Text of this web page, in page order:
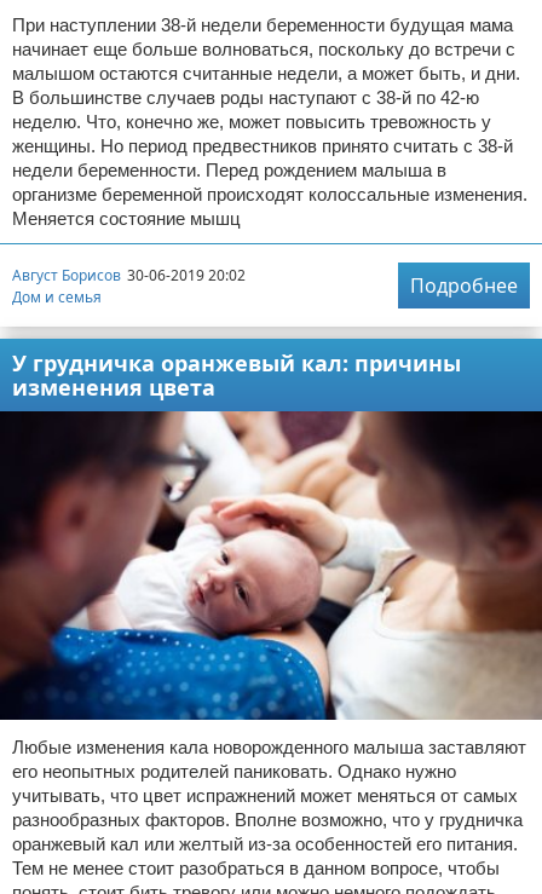
При наступлении 38-й недели беременности будущая мама
начинает еще больше волноваться, поскольку до встречи с
малышом остаются считанные недели, а может быть, и дни.
В большинстве случаев роды наступают с 38-й по 42-ю
неделю. Что, конечно же, может повысить тревожность у
женщины. Но период предвестников принято считать с 38-й
недели беременности. Перед рождением малыша в
организме беременной происходят колоссальные изменения.
Меняется состояние мышц
Август Борисов 30-06-2019 20:02
Дом и семья
Подробнее
У грудничка оранжевый кал: причины
изменения цвета
Любые изменения кала новорожденного малыша заставляют
его неопытных родителей паниковать. Однако нужно
учитывать, что цвет испражнений может меняться от самых
разнообразных факторов. Вполне возможно, что у грудничка
оранжевый кал или желтый из-за особенностей его питания.
Тем не менее стоит разобраться в данном вопросе, чтобы